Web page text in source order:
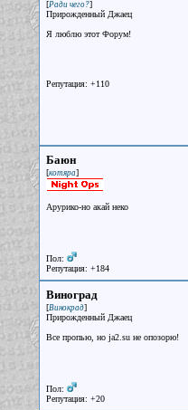
[Ради чего?]
Прирожденный Джаец
Я люблю этот Форум!
Репутация: +110
Баюн
[котяра]
Арурико-но акай неко
Пол:
Репутация: +184
Виноград
[Винокрад]
Прирожденный Джаец
Все пpопью, но ja2.su не опозоpю!
Пол:
Репутация: +20